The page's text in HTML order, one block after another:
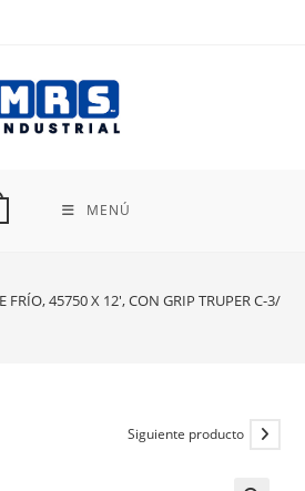
MENÚ
FRÍO, 45750 X 12′, CON GRIP TRUPER C-3/
Siguiente producto